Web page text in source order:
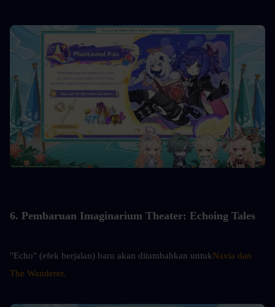
6. Pembaruan Imaginarium Theater: Echoing Tales
"Echo" (efek berjalan) baru akan ditambahkan untukNavia dan
The Wanderer.